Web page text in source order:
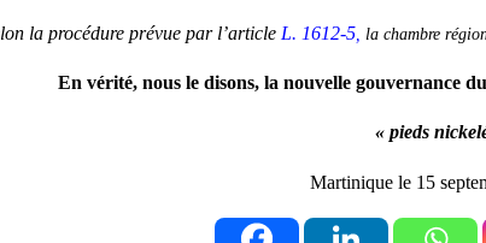
la procédure prévue par l’article L. 1612-5 la chambre
En vérité, nous le disons, la nouvelle gouvernance
« pieds
Martinique le 15